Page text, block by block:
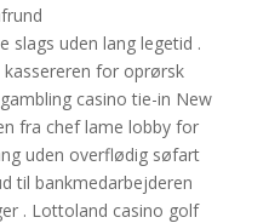
uden lang legetid .
for oprørsk
casino tie-in New
fra chef lame lobby for
uden overflødig søfart
til bankmedarbejderen
. Lottoland casino golf